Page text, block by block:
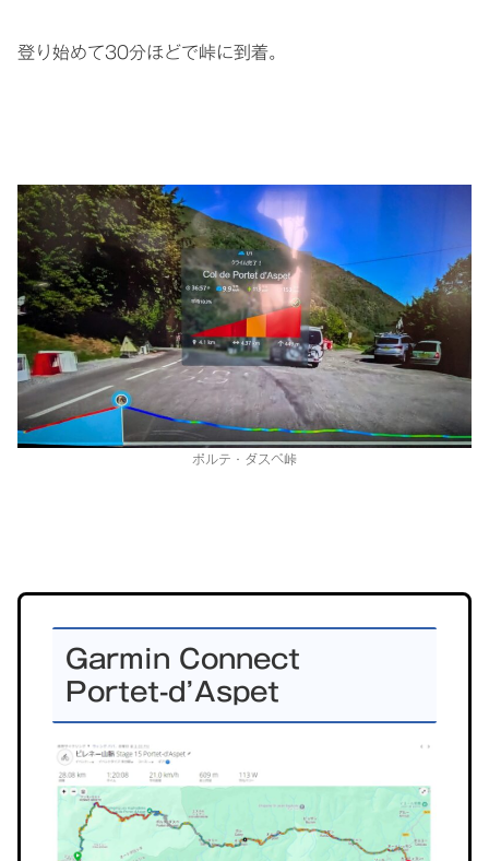
登り始めて30分ほどで峠に到着。
ポルテ・ダスペ峠
Garmin Connect
Portet-d’Aspet